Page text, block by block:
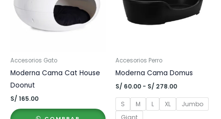
Accesorios Gato
Moderna Cama Cat House
Doonut
S/ 165.00
Accesorios Perro
Moderna Cama Domus
S/ 60.00 - S/ 278.00Rango
precios:
desde
S M L XL
Jumbo